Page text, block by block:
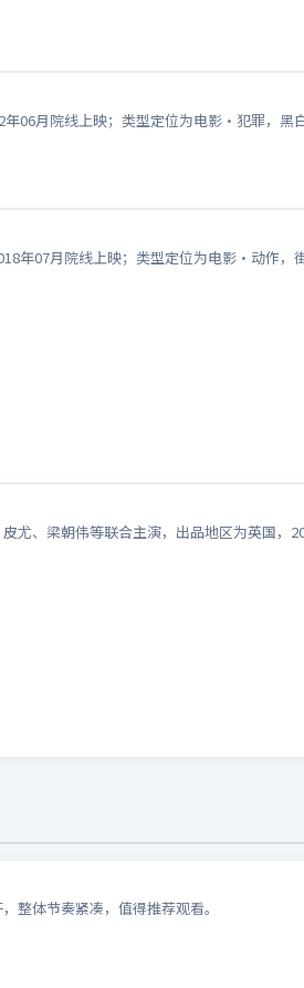
06月院线上映；类型定位为电影·犯罪，黑
年07月院线上映；类型定位为电影·动作
、梁朝伟等联合主演，出品地区为英国，
整体节奏紧凑，值得推荐观看。